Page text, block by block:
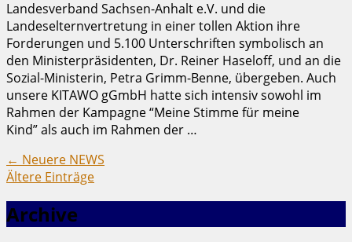
Landesverband Sachsen-Anhalt e.V. und die
Landeselternvertretung in einer tollen Aktion ihre
Forderungen und 5.100 Unterschriften symbolisch an
den Minister­präsidenten, Dr. Reiner Haseloff, und an die
Sozial-Ministerin, Petra Grimm-Benne, übergeben. Auch
unsere KITAWO gGmbH hatte sich intensiv sowohl im
Rahmen der Kampagne “Meine Stimme für meine
Kind” als auch im Rahmen der …
← Neuere NEWS
Ältere Einträge
Archive